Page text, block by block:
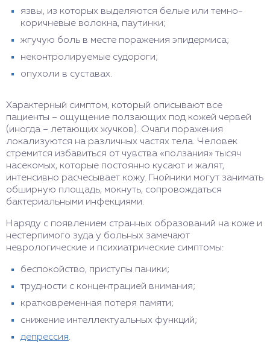
язвы, из которых выделяются белые или темно-
коричневые волокна, паутинки;
жгучую боль в месте поражения эпидермиса;
неконтролируемые судороги;
опухоли в суставах.
Характерный симптом, который описывают все
пациенты – ощущение ползающих под кожей червей
(иногда – летающих жучков). Очаги поражения
локализуются на различных частях тела. Человек
стремится избавиться от чувства «ползания» тысяч
насекомых, которые постоянно кусают и жалят,
интенсивно расчесывает кожу. Гнойники могут занимать
обширную площадь, мокнуть, сопровождаться
бактериальными инфекциями.
Наряду с появлением странных образований на коже и
нестерпимого зуда у больных замечают
неврологические и психиатрические симптомы:
беспокойство, приступы паники;
трудности с концентрацией внимания;
кратковременная потеря памяти;
снижение интеллектуальных функций;
депрессия.